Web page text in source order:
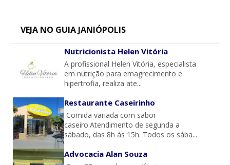
VEJA NO GUIA JANIÓPOLIS
Nutricionista Helen Vitória
A profissional Helen Vitória, especialista
em nutrição para emagrecimento e
hipertrofia, realiza ate...
Restaurante Caseirinho
Comida variada com sabor
caseiro.Atendimento de segunda a
sábado, das 8h às 15h. Todos os sába...
Advocacia Alan Souza